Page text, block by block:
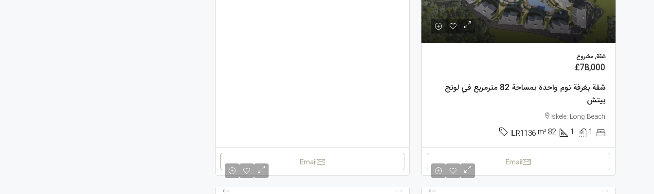
شقة, مشروع
£78,000
شقة بغرفة نوم واحدة بمساحة 82 مترمربع في لونج
بيتش
Iskele, Long Beach
1
1
82
m²
ILR1136
Email
Email